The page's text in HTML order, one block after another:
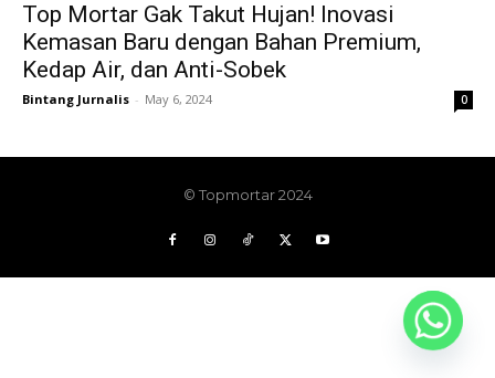
Top Mortar Gak Takut Hujan! Inovasi
Kemasan Baru dengan Bahan Premium,
Kedap Air, dan Anti-Sobek
Bintang Jurnalis - May 6, 2024 0
© Topmortar 2024